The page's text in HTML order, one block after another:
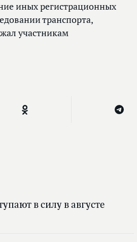
иных регистрационных
транспорта,
участникам
в силу в августе